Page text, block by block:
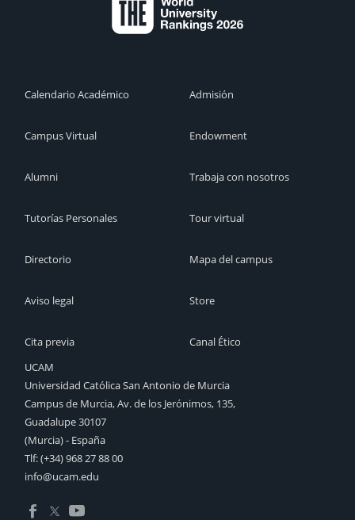
Calendario Académico
Campus Virtual
Alumni
Tutorías Personales
Directorio
Aviso legal
Cita previa
Admisión
Endowment
Trabaja con nosotros
Tour virtual
Mapa del campus
Store
Canal Ético
UCAM
Universidad Católica San Antonio de Murcia
Campus de Murcia, Av. de los Jerónimos, 135,
Guadalupe 30107
(Murcia) - España
Tlf:(+34) 968 27 88 00
info@ucam.edu